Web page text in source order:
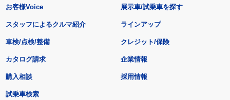
お客様Voice
スタッフによるクルマ紹介
展示車/試乗車を探す
ラインアップ
車検/点検/整備 クレジット/保険
カタログ請求
購入相談
試乗車検索
企業情報
採用情報